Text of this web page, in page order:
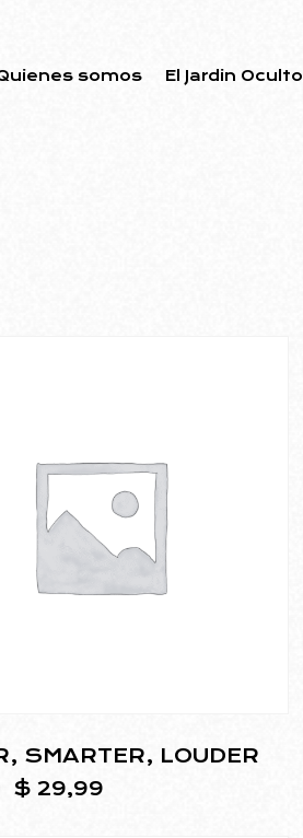
somos El Jardin Oculto
SMARTER, LOUDER
$29,99